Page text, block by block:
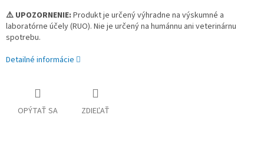
⚠️ UPOZORNENIE: Produkt je určený výhradne na výskumné a
laboratórne účely (RUO). Nie je určený na humánnu ani veterinárnu
spotrebu.
Detailné informácie
OPÝTAŤ SA ZDIEĽAŤ